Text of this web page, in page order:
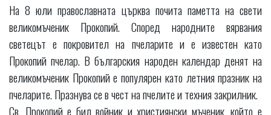
На 8 юли православната църква почита паметта на свети
великомъченик Прокопий. Според народните вярвания
светецът е покровител на пчеларите и е известен като
Прокопий пчелар. В българския народен календар денят на
великомъченик Прокопий е популярен като летния празник на
пчеларите. Празнува се в чест на пчелите и техния закрилник.
Св. Прокопий е бил войник и християнски мъченик, който е